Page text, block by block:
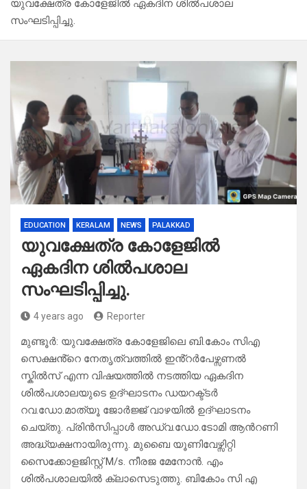
യുവക്ഷേത്ര കോളേജിൽ ഏകദിന ശിൽപശാല
സംഘടിപ്പിച്ചു.
EDUCATION KERALAM NEWS PALAKKAD
യുവക്ഷേത്ര കോളേജിൽ
ഏകദിന ശിൽപശാല
സംഘടിപ്പിച്ചു.
4 years ago Reporter
മുണ്ടൂർ: യുവക്ഷേത്ര കോളേജിലെ ബി.കോം സിഎ
സെക്ഷൻ്റെ നേതൃത്വത്തിൽ ഇൻ്റർപേഴ്സണൽ
സ്കിൽസ് എന്ന വിഷയത്തിൽ നടത്തിയ ഏകദിന
ശിൽപശാലയുടെ ഉദ്ഘാടനം ഡയറക്ട്ടർ
റവ.ഡോ.മാത്യൂ ജോർജ്ജ് വാഴയിൽ ഉദ്ഘാടനം
ചെയ്തു. പ്രിൻസിപ്പാൾ അഡ്വ.ഡോ.ടോമി ആൻറണി
അദ്ധ്യക്ഷനായിരുന്നു. മുബൈ യൂണിവേഴ്സിറ്റി
സൈക്കോളജിസ്റ്റ് M/s. നീരജ മേനോൻ. എം
ശിൽപശാലയിൽ ക്ലാസെടുത്തു. ബികോം സി എ